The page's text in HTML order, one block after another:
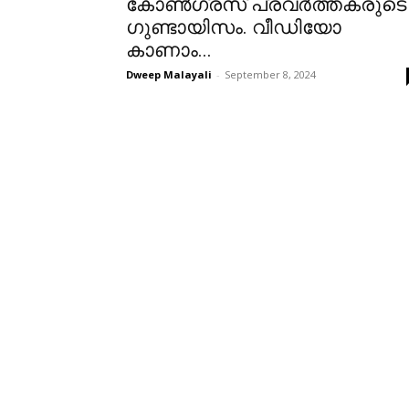
കോൺഗ്രസ് പ്രവർത്തകരുടെ
ഗുണ്ടായിസം. വീഡിയോ
കാണാം...
Dweep Malayali - September 8, 2024